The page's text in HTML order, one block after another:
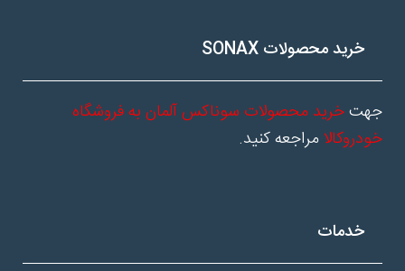
خرید محصولات SONAX
جهتخرید محصولات سوناکس آلمان به فروشگاه
خودروکالا مراجعه کنید.
خدمات